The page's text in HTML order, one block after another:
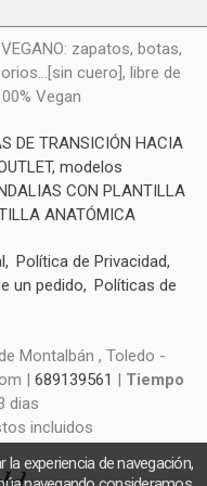
zapatos, botas,
cuero], libre de
Vegan
DE TRANSICIÓN HACIA
modelos
CON PLANTILLA
ANATÓMICA
Política de Privacidad
un pedido
Políticas de
Montalbán , Toledo -
| 689139561 | Tiempo
dias
incluidos
experiencia de navegación,